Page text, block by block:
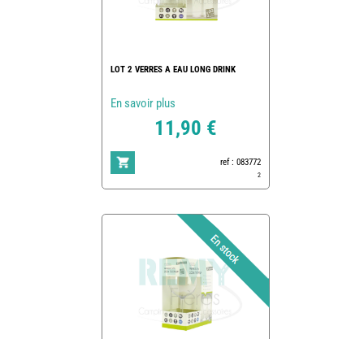
LOT 2 VERRES A EAU LONG DRINK
En savoir plus
11,90 €
ref : 083772
2